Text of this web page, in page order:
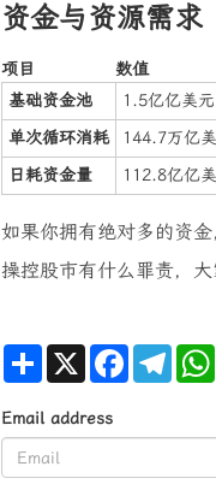
资金与资源需求
项目 数值
基础资金池
1.5亿亿美元
单次循环消耗
144.7万亿
日耗资金量
112.8亿亿
如果你拥有绝对多的资
操控股市有什么罪责，
Share X Facebook
Email address